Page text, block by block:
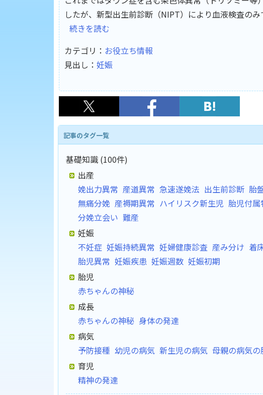
したが、新型出生前診断（NIPT）により血液検査の
続きを読む
カテゴリ： お役立ち情報
見出し： 妊娠
記事のタグ一覧
基礎知識 (100件)
出産
娩出力異常 産道異常 急速遂娩法 出生前診断 胎
無痛分娩 産褥期異常 ハイリスク新生児 胎児付属
分娩立会い 難産
妊娠
不妊症 妊娠持続異常 妊婦健康診査 産み分け 着
胎児異常 妊娠疾患 妊娠週数 妊娠初期
胎児
赤ちゃんの神秘
成長
赤ちゃんの神秘 身体の発達
病気
予防接種 幼児の病気 新生児の病気 母親の病気
育児
精神の発達